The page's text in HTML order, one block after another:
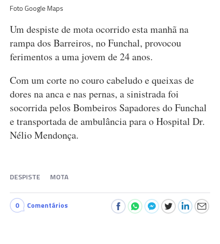
Foto Google Maps
Um despiste de mota ocorrido esta manhã na
rampa dos Barreiros, no Funchal, provocou
ferimentos a uma jovem de 24 anos.
Com um corte no couro cabeludo e queixas de
dores na anca e nas pernas, a sinistrada foi
socorrida pelos Bombeiros Sapadores do Funchal
e transportada de ambulância para o Hospital Dr.
Nélio Mendonça.
DESPISTE MOTA
0 Comentários